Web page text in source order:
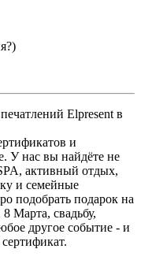
Elpresent в
и
У нас вы найдёте не
активный отдых,
и семейные
подобрать подарок на
Марта, свадьбу,
другое событие - и